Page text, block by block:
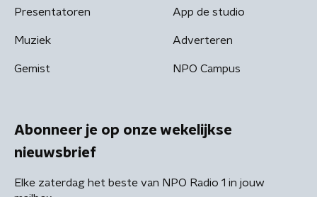
Presentatoren
Muziek
Gemist
App de studio
Adverteren
NPO Campus
Abonneer je op onze wekelijkse
nieuwsbrief
Elke zaterdag het beste van NPO Radio 1 in jouw